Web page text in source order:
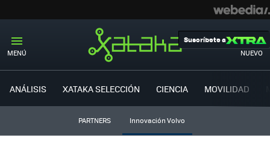
MENÚ NUEVO
Suscríbete a
ANÁLISIS XATAKA SELECCIÓN CIENCIA MOVILIDAD
PARTNERS Innovación Volvo